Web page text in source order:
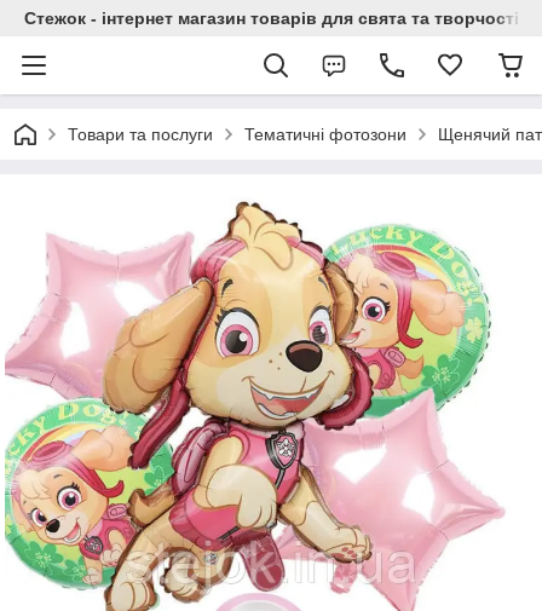
Стежок - інтернет магазин товарів для свята та творчості
Товари та послуги Тематичні фотозони Щенячий